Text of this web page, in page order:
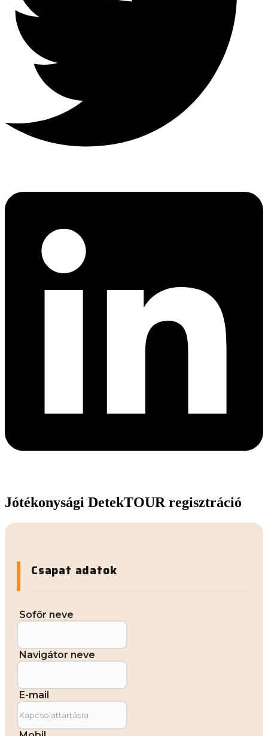
Jótékonysági DetekTOUR regisztráció
Csapat adatok
Sofőr neve
Navigátor neve
E-mail